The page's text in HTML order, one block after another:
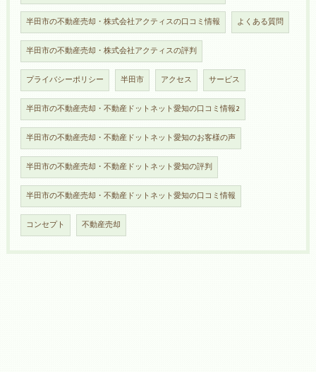
半田市の不動産売却・株式会社アクティスの口コミ情報 よくある質問
半田市の不動産売却・株式会社アクティスの評判
プライバシーポリシー 半田市 アクセス サービス
半田市の不動産売却・不動産ドットネット愛知の口コミ情報2
半田市の不動産売却・不動産ドットネット愛知のお客様の声
半田市の不動産売却・不動産ドットネット愛知の評判
半田市の不動産売却・不動産ドットネット愛知の口コミ情報
コンセプト 不動産売却